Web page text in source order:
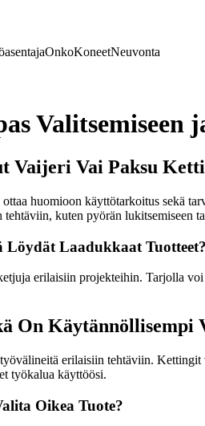
OnkoKoneetNeuvonta
Valitsemiseen
Vaijeri Vai Paksu
huomioon käyttötarkoitus sekä
kuten pyörän lukitsemiseen
Laadukkaat Tuotteet?
erilaisiin projekteihin. Tarjolla
On Käytännöllisempi
erilaisiin tehtäviin.
työkalua käyttöösi.
Oikea Tuote?